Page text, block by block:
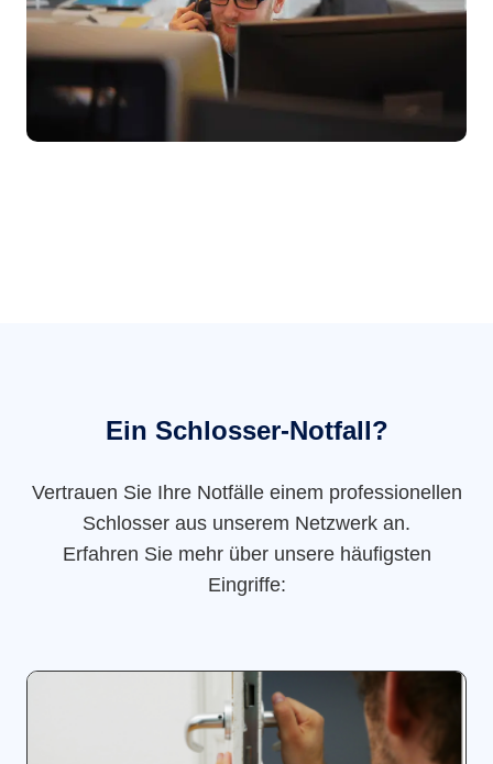
Ein Schlosser-Notfall?
Vertrauen Sie Ihre Notfälle einem professionellen
Schlosser aus unserem Netzwerk an.
Erfahren Sie mehr über unsere häufigsten
Eingriffe: